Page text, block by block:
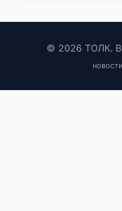
© 2026 ТОЛК.